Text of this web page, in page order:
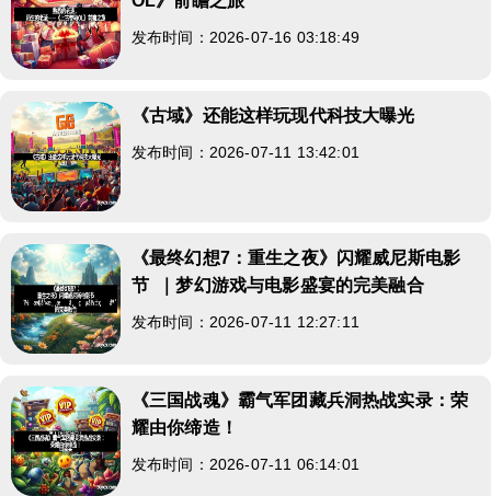
发布时间：2026-07-16 03:18:49
《古域》还能这样玩现代科技大曝光
发布时间：2026-07-11 13:42:01
《最终幻想7：重生之夜》闪耀威尼斯电影
节 ｜梦幻游戏与电影盛宴的完美融合
发布时间：2026-07-11 12:27:11
《三国战魂》霸气军团藏兵洞热战实录：荣
耀由你缔造！
发布时间：2026-07-11 06:14:01